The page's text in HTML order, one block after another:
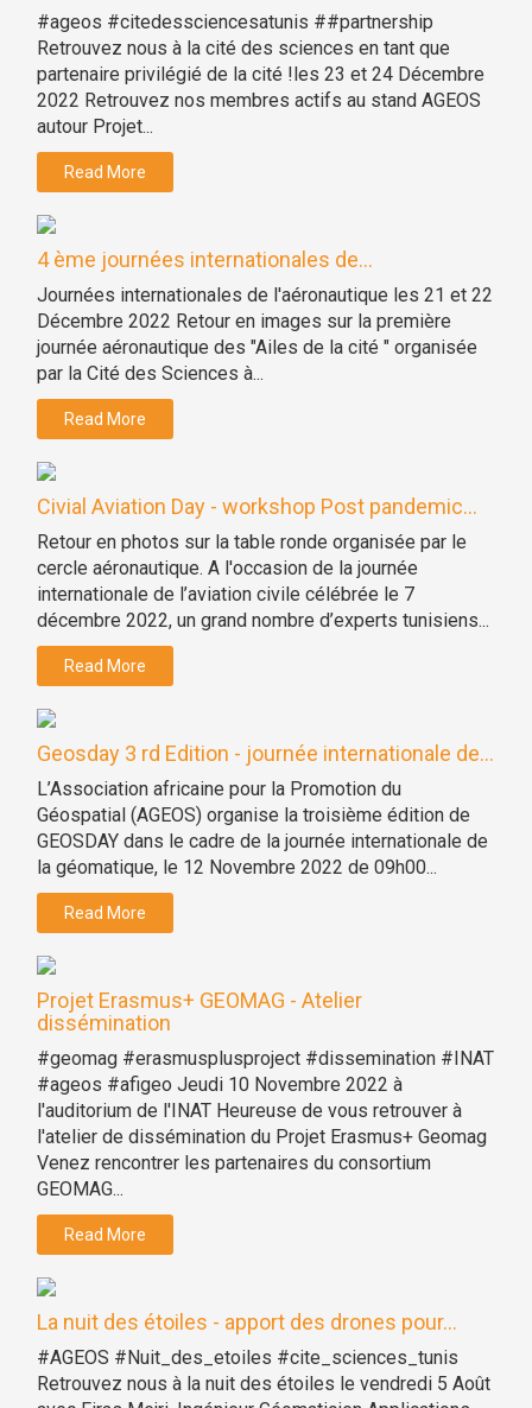
#ageos #citedessciencesatunis ##partnership
Retrouvez nous à la cité des sciences en tant que
partenaire privilégié de la cité !les 23 et 24 Décembre
2022 Retrouvez nos membres actifs au stand AGEOS
autour Projet...
Read More
4 ème journées internationales de...
Journées internationales de l'aéronautique les 21 et 22
Décembre 2022 Retour en images sur la première
journée aéronautique des "Ailes de la cité " organisée
par la Cité des Sciences à...
Read More
Civial Aviation Day - workshop Post pandemic...
Retour en photos sur la table ronde organisée par le
cercle aéronautique. A l'occasion de la journée
internationale de l’aviation civile célébrée le 7
décembre 2022, un grand nombre d’experts tunisiens...
Read More
Geosday 3 rd Edition - journée internationale de...
L’Association africaine pour la Promotion du
Géospatial (AGEOS) organise la troisième édition de
GEOSDAY dans le cadre de la journée internationale de
la géomatique, le 12 Novembre 2022 de 09h00...
Read More
Projet Erasmus+ GEOMAG - Atelier
dissémination
#geomag #erasmusplusproject #dissemination #INAT
#ageos #afigeo Jeudi 10 Novembre 2022 à
l'auditorium de l'INAT Heureuse de vous retrouver à
l'atelier de dissémination du Projet Erasmus+ Geomag
Venez rencontrer les partenaires du consortium
GEOMAG...
Read More
La nuit des étoiles - apport des drones pour...
#AGEOS #Nuit_des_etoiles #cite_sciences_tunis
Retrouvez nous à la nuit des étoiles le vendredi 5 Août